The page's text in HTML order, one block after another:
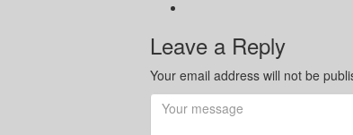
Leave a Reply
Your email address will not be